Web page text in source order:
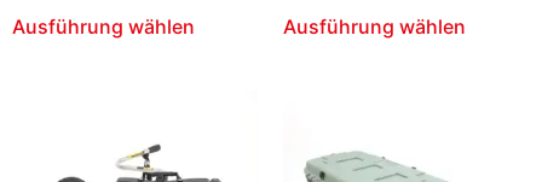
Ausführung wählen Ausführung wählen